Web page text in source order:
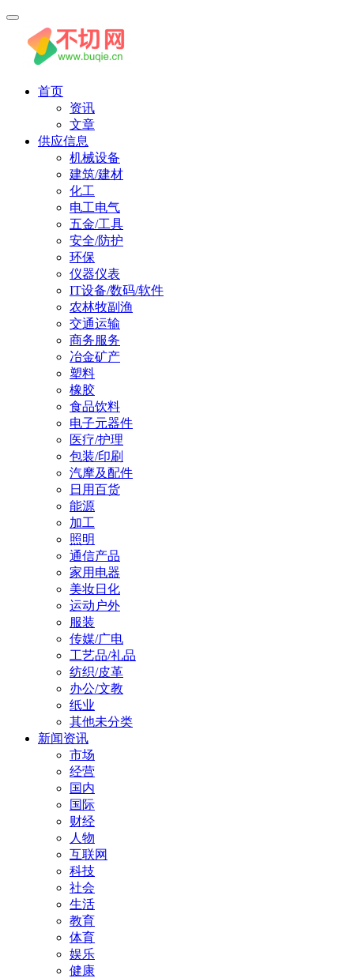
首页
资讯
文章
供应信息
机械设备
建筑/建材
化工
电工电气
五金/工具
安全/防护
环保
仪器仪表
IT设备/数码/软件
农林牧副渔
交通运输
商务服务
冶金矿产
塑料
橡胶
食品饮料
电子元器件
医疗/护理
包装/印刷
汽摩及配件
日用百货
能源
加工
照明
通信产品
家用电器
美妆日化
运动户外
服装
传媒/广电
工艺品/礼品
纺织/皮革
办公/文教
纸业
其他未分类
新闻资讯
市场
经营
国内
国际
财经
人物
互联网
科技
社会
生活
教育
体育
娱乐
健康